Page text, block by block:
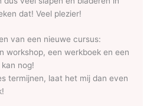
dat! Veel plezier!
van een nieuwe cursus:
workshop, een werkboek en een
nog!
termijnen, laat het mij dan even